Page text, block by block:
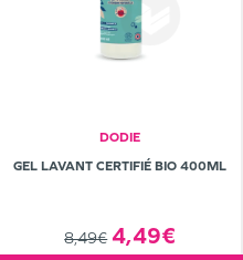
DODIE
GEL LAVANT CERTIFIÉ BIO 400ML
8,49€ 4,49€